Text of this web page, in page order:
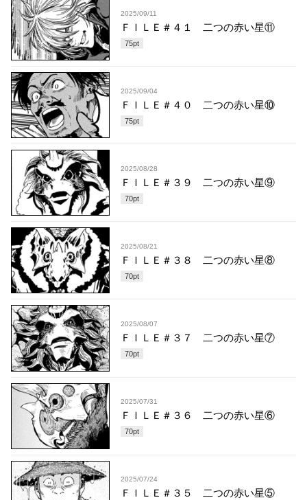
2025/09/11
ＦＩＬＥ＃４１ 二つの赤い星⑪
75pt
2025/09/04
ＦＩＬＥ＃４０ 二つの赤い星⑩
75pt
2025/08/28
ＦＩＬＥ＃３９ 二つの赤い星⑨
70pt
2025/08/21
ＦＩＬＥ＃３８ 二つの赤い星⑧
70pt
2025/08/07
ＦＩＬＥ＃３７ 二つの赤い星⑦
70pt
2025/07/31
ＦＩＬＥ＃３６ 二つの赤い星⑥
70pt
2025/07/24
ＦＩＬＥ＃３５ 二つの赤い星⑤